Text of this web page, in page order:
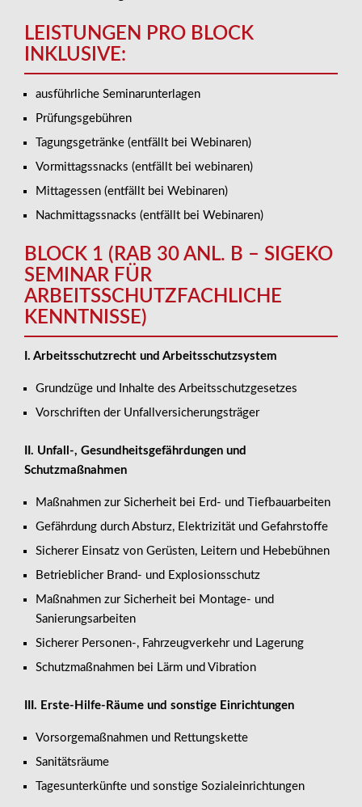
LEISTUNGEN PRO BLOCK
INKLUSIVE:
ausführliche Seminarunterlagen
Prüfungsgebühren
Tagungsgetränke (entfällt bei Webinaren)
Vormittagssnacks (entfällt bei webinaren)
Mittagessen (entfällt bei Webinaren)
Nachmittagssnacks (entfällt bei Webinaren)
BLOCK 1 (RAB 30 ANL. B – SIGEKO
SEMINAR FÜR
ARBEITSSCHUTZFACHLICHE
KENNTNISSE)
I. Arbeitsschutzrecht und Arbeitsschutzsystem
Grundzüge und Inhalte des Arbeitsschutzgesetzes
Vorschriften der Unfallversicherungsträger
II. Unfall-, Gesundheitsgefährdungen und
Schutzmaßnahmen
Maßnahmen zur Sicherheit bei Erd- und Tiefbauarbeiten
Gefährdung durch Absturz, Elektrizität und Gefahrstoffe
Sicherer Einsatz von Gerüsten, Leitern und Hebebühnen
Betrieblicher Brand- und Explosionsschutz
Maßnahmen zur Sicherheit bei Montage- und
Sanierungsarbeiten
Sicherer Personen-, Fahrzeugverkehr und Lagerung
Schutzmaßnahmen bei Lärm und Vibration
III. Erste-Hilfe-Räume und sonstige Einrichtungen
Vorsorgemaßnahmen und Rettungskette
Sanitätsräume
Tagesunterkünfte und sonstige Sozialeinrichtungen